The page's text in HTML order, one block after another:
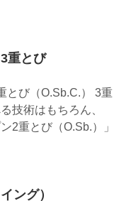
重とび
とび（O.Sb.C.） 3重
技術はもちろん、
2重とび（O.Sb.）」
ング）